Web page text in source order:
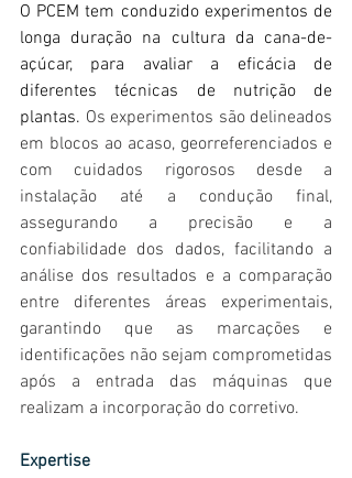
O PCEM tem conduzido experimentos de
longa duração na cultura da cana-de-
açúcar, para avaliar a eficácia de
diferentes técnicas de nutrição de
plantas. Os experimentos são delineados
em blocos ao acaso, georreferenciados e
com cuidados rigorosos desde a
instalação até a condução final,
assegurando a precisão e a
confiabilidade dos dados, facilitando a
análise dos resultados e a comparação
entre diferentes áreas experimentais,
garantindo que as marcações e
identificações não sejam comprometidas
após a entrada das máquinas que
realizam a incorporação do corretivo.
Expertise